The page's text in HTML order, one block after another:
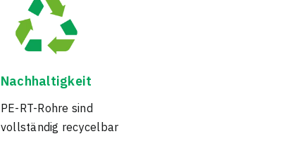
Nachhaltigkeit
PE-RT-Rohre sind
vollständig recycelbar